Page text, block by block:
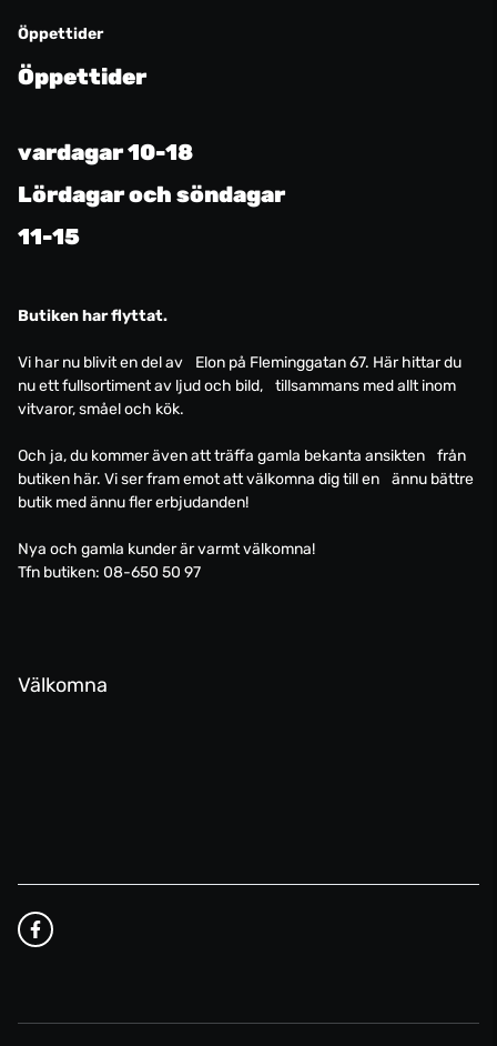
Öppettider
Öppettider
vardagar 10-18
Lördagar och söndagar
11-15
Butiken har flyttat.
Vi har nu blivit en del av Elon på Fleminggatan 67. Här hittar du
nu ett fullsortiment av ljud och bild, tillsammans med allt inom
vitvaror, småel och kök.
Och ja, du kommer även att träffa gamla bekanta ansikten från
butiken här. Vi ser fram emot att välkomna dig till en ännu bättre
butik med ännu fler erbjudanden!
Nya och gamla kunder är varmt välkomna!
Tfn butiken: 08-650 50 97
Välkomna